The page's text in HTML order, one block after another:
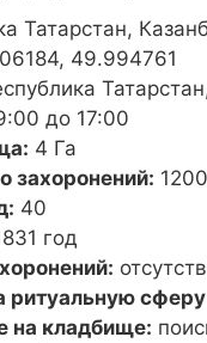
Татарстан,
49.994761
до 17:00
4 Га
захоронений: 1200
40
год
ритуальную сферу
на кладбище: